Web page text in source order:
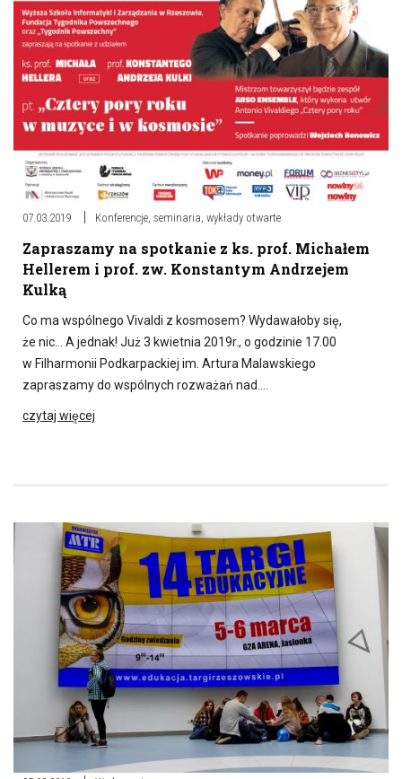
07.03.2019 Konferencje, seminaria, wykłady otwarte
Zapraszamy na spotkanie z ks. prof. Michałem
Hellerem i prof. zw. Konstantym Andrzejem
Kulką
Co ma wspólnego Vivaldi z kosmosem? Wydawałoby się,
że nic… A jednak! Już 3 kwietnia 2019r., o godzinie 17.00
w Filharmonii Podkarpackiej im. Artura Malawskiego
zapraszamy do wspólnych rozważań nad….
czytaj więcej